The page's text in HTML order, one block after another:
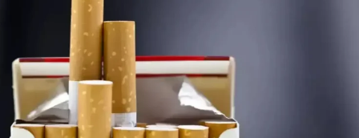
Teknoloji
Spor
Yerel Haberler